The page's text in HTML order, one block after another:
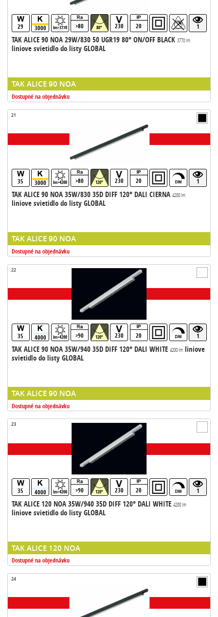
29 3000 lm>3770 >80 80° 230 20 1
TAK ALICE 90 NOA 29W/830 50 UGR19 80° ON/OFF BLACK 3770 lm
liniove svietidlo do listy GLOBAL
TAK ALICE 90 NOA
Dostupné na objednávku
21
35 3000 lm>4200 >80 120° 230 20 1
TAK ALICE 90 NOA 35W/830 35D DIFF 120° DALI CIERNA 4200 lm
liniove svietidlo do listy GLOBAL
TAK ALICE 90 NOA
Dostupné na objednávku
22
35 4000 lm>4200 >90 120° 230 20 1
TAK ALICE 90 NOA 35W/940 35D DIFF 120° DALI WHITE 4200 lmliniove
svietidlo do listy GLOBAL
TAK ALICE 90 NOA
Dostupné na objednávku
23
35 4000 lm>4200 >90 120° 230 20 1
TAK ALICE 120 NOA 35W/940 35D DIFF 120° DALI WHITE 4200 lm
liniove svietidlo do listy GLOBAL
TAK ALICE 120 NOA
Dostupné na objednávku
24